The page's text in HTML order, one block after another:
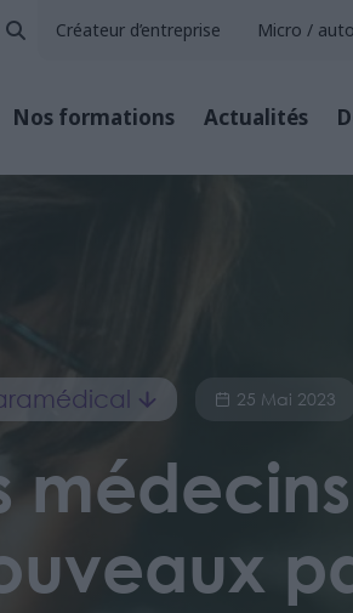
Créateur d’entreprise Micro /
Nos formations Actualités
25 Mai 2023